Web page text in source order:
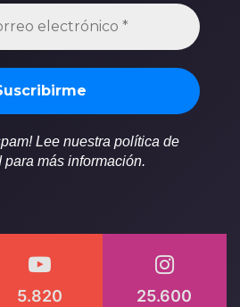
Lee nuestra política de
para más información.
5.820 25.600